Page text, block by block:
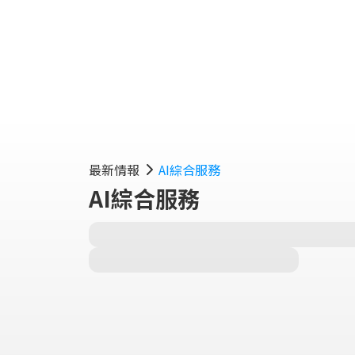
最新情報 AI綜合服務
AI綜合服務